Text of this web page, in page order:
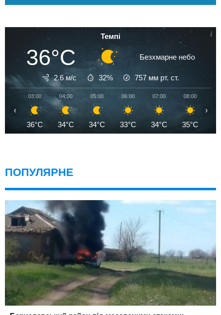
Темпі
36°C Безхмарне небо
2.6 м/с 32% 757 мм рт. ст.
03:00
36°C
04:00
34°C
05:00
34°C
06:00
33°C
07:00
34°C
08:00
35°C
‹ ›
ПОПУЛЯРНЕ